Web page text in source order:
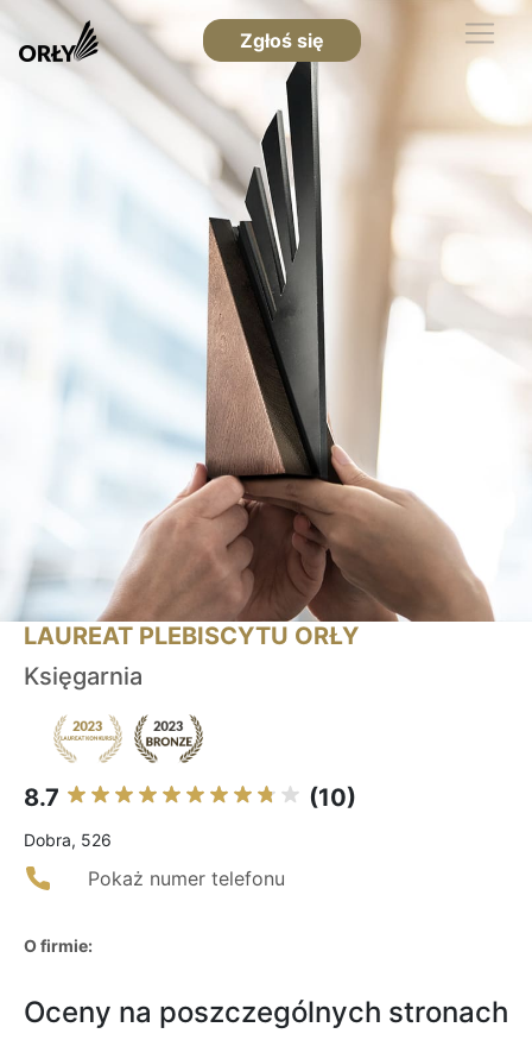
Zgłoś się
LAUREAT PLEBISCYTU ORŁY
Księgarnia
8.7 (10)
Dobra, 526
Pokaż numer telefonu
O firmie:
Oceny na poszczególnych stronach